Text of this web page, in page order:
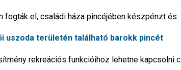
el, családi háza pincéjében készpénzt és
uszoda területén található barokk pincét
rekreációs funkcióihoz lehetne kapcsolni